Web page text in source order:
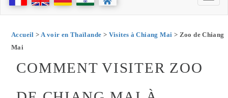
Accueil > A voir en Thaïlande > Visites à Chiang Mai > Zoo de Chiang
Mai
COMMENT VISITER ZOO